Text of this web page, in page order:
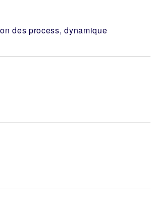
des process, dynamique